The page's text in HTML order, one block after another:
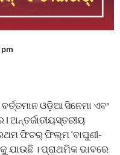
ଓଡ଼ିଆ ସିନେମା ଏବଂ
ଅନ୍ତର୍ଜାତୀୟସ୍ତରୀୟ
ଫିଚର୍ ଫିଲ୍ମ ‘ବାଘୁଣୀ-
ଯାଉଛି । ପ୍ରାଥମିକ ଭାବରେ